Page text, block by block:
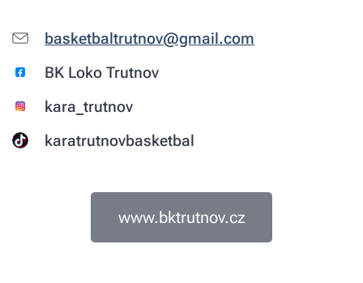
basketbaltrutnov@gmail.com
BK Loko Trutnov
kara_trutnov
karatrutnovbasketbal
www.bktrutnov.cz